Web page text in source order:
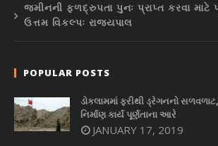
જમીનની ફળદ્રુપતા પુનઃ પ્રાપ્ત કરવા માટે
ઉત્તમ વિકલ્પઃ રાજ્યપાલ
POPULAR POSTS
ડોકલામમાં ફરીથી ડ્રેગનનો
નિર્માણ કાર્ય પૂર્ણતાના આરે
JANUARY 17, 2019